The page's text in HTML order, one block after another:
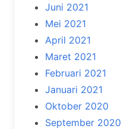
Juni 2021
Mei 2021
April 2021
Maret 2021
Februari 2021
Januari 2021
Oktober 2020
September 2020